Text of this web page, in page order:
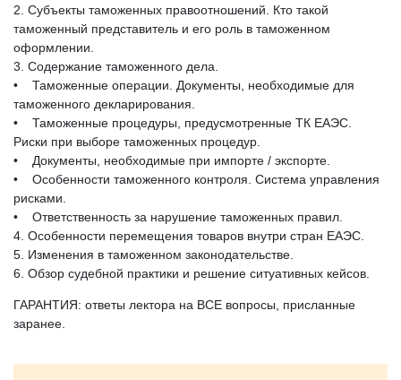
2. Субъекты таможенных правоотношений. Кто такой
таможенный представитель и его роль в таможенном
оформлении.
3. Содержание таможенного дела.
• Таможенные операции. Документы, необходимые для
таможенного декларирования.
• Таможенные процедуры, предусмотренные ТК ЕАЭС.
Риски при выборе таможенных процедур.
• Документы, необходимые при импорте / экспорте.
• Особенности таможенного контроля. Система управления
рисками.
• Ответственность за нарушение таможенных правил.
4. Особенности перемещения товаров внутри стран ЕАЭС.
5. Изменения в таможенном законодательстве.
6. Обзор судебной практики и решение ситуативных кейсов.
ГАРАНТИЯ: ответы лектора на ВСЕ вопросы, присланные
заранее.